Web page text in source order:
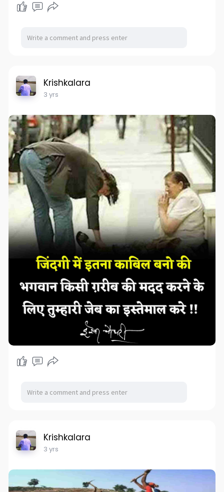
Krishkalara
3 yrs
Krishkalara
3 yrs